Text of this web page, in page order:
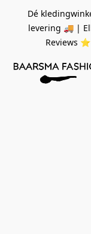
Dé
levering 🚚 |
Reviews